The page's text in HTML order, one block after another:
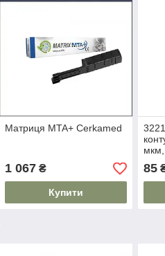
Матриця MTA+ Cerkamed
1 067₴
Купити
85